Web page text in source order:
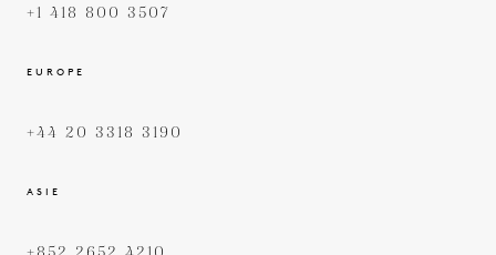
+1 418 800 3507
EUROPE
+44 20 3318 3190
ASIE